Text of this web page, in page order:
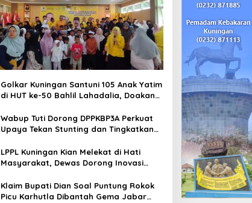
Golkar Kuningan Santuni 105 Anak Yatim
di HUT ke-50 Bahlil Lahadalia, Doakan
Wabup Tuti Dorong DPPKBP3A Perkuat
Upaya Tekan Stunting dan Tingkatkan
LPPL Kuningan Kian Melekat di Hati
Masyarakat, Dewas Dorong Inovasi
Klaim Bupati Dian Soal Puntung Rokok
Picu Karhutla Dibantah Gema Jabar